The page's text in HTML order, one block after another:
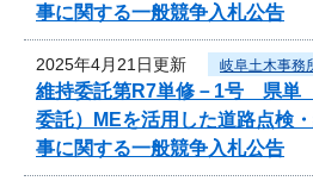
事に関する一般競争入札公告
2025年4月21日更新 岐阜土木事務
維持委託第R7単修－1号 県単
委託）MEを活用した道路点検
事に関する一般競争入札公告